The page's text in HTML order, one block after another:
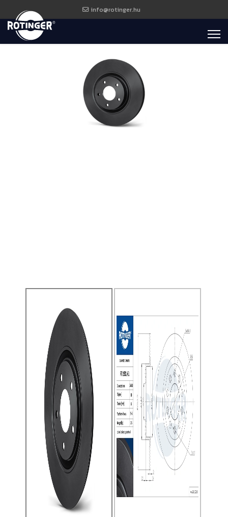
info@rotinger.hu